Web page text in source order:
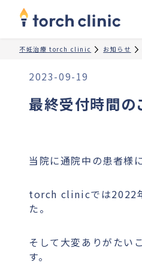
不妊治療 torch clinic お知らせ
2023-09-19
最終受付時間の
当院に通院中の患者様
torch clinicでは2022年
た。
そして大変ありがたい
す。